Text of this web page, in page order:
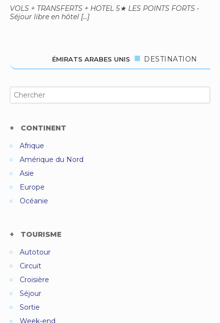
VOLS + TRANSFERTS + HOTEL 5★ LES POINTS FORTS •
Séjour libre en hôtel […]
ÉMIRATS ARABES UNIS DESTINATION
Search
for:
CONTINENT
Afrique
Amérique du Nord
Asie
Europe
Océanie
TOURISME
Autotour
Circuit
Croisière
Séjour
Sortie
Week-end